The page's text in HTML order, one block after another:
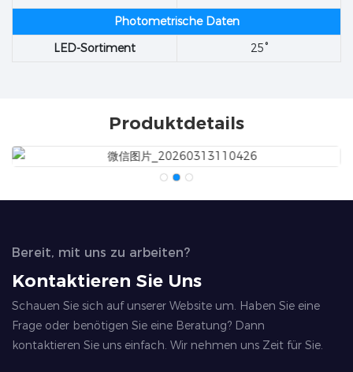
Photometrische Daten
LED-Sortiment
25°
Produktdetails
Bereit, mit uns zu arbeiten?
Kontaktieren Sie Uns
Schauen Sie sich auf unserer Website um. Haben Sie eine
Frage oder benötigen Sie eine Beratung? Dann
kontaktieren Sie uns einfach. Wir nehmen uns Zeit für Sie.